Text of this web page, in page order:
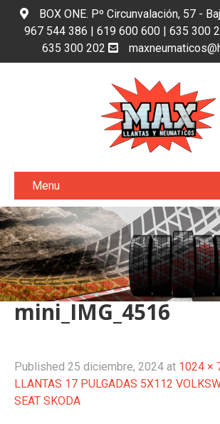
BOX ONE. Pº Circunvalación, 57 -
967 544 386 | 619 600 600 | 635 300
635 300 202
Menu
mini_IMG_4516
Published 25 diciembre, 2024 at 1024 ×
LLANTAS 17 PULGADAS 5X112
SEAT SKODA